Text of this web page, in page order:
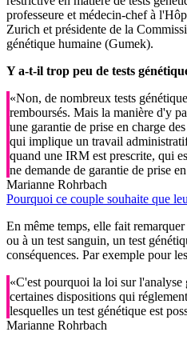
professeure et médecin-chef à
Zurich et présidente de la
génétique humaine (Gumek).
Y a-t-il trop peu de tests
«Non, de nombreux tests
remboursés. Mais la manière d'y
une garantie de prise en charge
qui implique un travail
quand une IRM est prescrite, qui
ne demande de garantie de prise
Marianne Rohrbach
Pourquoi ce couple souhaite que
En même temps, elle fait
ou à un test sanguin, un test
conséquences. Par exemple pour
«C'est pourquoi la loi sur l'analyse
certaines dispositions qui
lesquelles un test génétique est
Marianne Rohrbach